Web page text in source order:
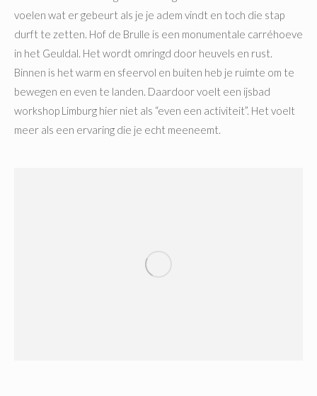
voelen wat er gebeurt als je je adem vindt en toch die stap
durft te zetten. Hof de Brulle is een monumentale carréhoeve
in het Geuldal. Het wordt omringd door heuvels en rust.
Binnen is het warm en sfeervol en buiten heb je ruimte om te
bewegen en even te landen. Daardoor voelt een ijsbad
workshop Limburg hier niet als “even een activiteit”. Het voelt
meer als een ervaring die je echt meeneemt.